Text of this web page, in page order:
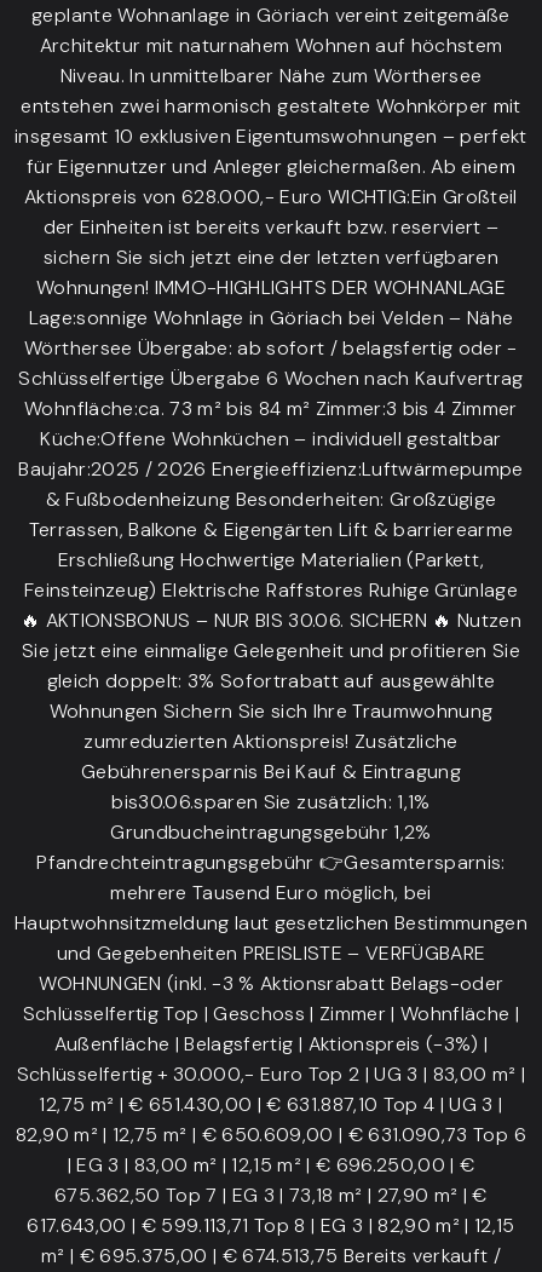
geplante Wohnanlage in Göriach vereint zeitgemäße
Architektur mit naturnahem Wohnen auf höchstem
Niveau. In unmittelbarer Nähe zum Wörthersee
entstehen zwei harmonisch gestaltete Wohnkörper mit
insgesamt 10 exklusiven Eigentumswohnungen – perfekt
für Eigennutzer und Anleger gleichermaßen. Ab einem
Aktionspreis von 628.000,- Euro WICHTIG:Ein Großteil
der Einheiten ist bereits verkauft bzw. reserviert –
sichern Sie sich jetzt eine der letzten verfügbaren
Wohnungen! IMMO-HIGHLIGHTS DER WOHNANLAGE
Lage:sonnige Wohnlage in Göriach bei Velden – Nähe
Wörthersee Übergabe: ab sofort / belagsfertig oder -
Schlüsselfertige Übergabe 6 Wochen nach Kaufvertrag
Wohnfläche:ca. 73 m² bis 84 m² Zimmer:3 bis 4 Zimmer
Küche:Offene Wohnküchen – individuell gestaltbar
Baujahr:2025 / 2026 Energieeffizienz:Luftwärmepumpe
& Fußbodenheizung Besonderheiten: Großzügige
Terrassen, Balkone & Eigengärten Lift & barrierearme
Erschließung Hochwertige Materialien (Parkett,
Feinsteinzeug) Elektrische Raffstores Ruhige Grünlage
🔥 AKTIONSBONUS – NUR BIS 30.06. SICHERN 🔥 Nutzen
Sie jetzt eine einmalige Gelegenheit und profitieren Sie
gleich doppelt: 3% Sofortrabatt auf ausgewählte
Wohnungen Sichern Sie sich Ihre Traumwohnung
zumreduzierten Aktionspreis! Zusätzliche
Gebührenersparnis Bei Kauf & Eintragung
bis30.06.sparen Sie zusätzlich: 1,1%
Grundbucheintragungsgebühr 1,2%
Pfandrechteintragungsgebühr 👉Gesamtersparnis:
mehrere Tausend Euro möglich, bei
Hauptwohnsitzmeldung laut gesetzlichen Bestimmungen
und Gegebenheiten PREISLISTE – VERFÜGBARE
WOHNUNGEN (inkl. -3 % Aktionsrabatt Belags-oder
Schlüsselfertig Top | Geschoss | Zimmer | Wohnfläche |
Außenfläche | Belagsfertig | Aktionspreis (-3%) |
Schlüsselfertig + 30.000,- Euro Top 2 | UG 3 | 83,00 m² |
12,75 m² | € 651.430,00 | € 631.887,10 Top 4 | UG 3 |
82,90 m² | 12,75 m² | € 650.609,00 | € 631.090,73 Top 6
| EG 3 | 83,00 m² | 12,15 m² | € 696.250,00 | €
675.362,50 Top 7 | EG 3 | 73,18 m² | 27,90 m² | €
617.643,00 | € 599.113,71 Top 8 | EG 3 | 82,90 m² | 12,15
m² | € 695.375,00 | € 674.513,75 Bereits verkauft /